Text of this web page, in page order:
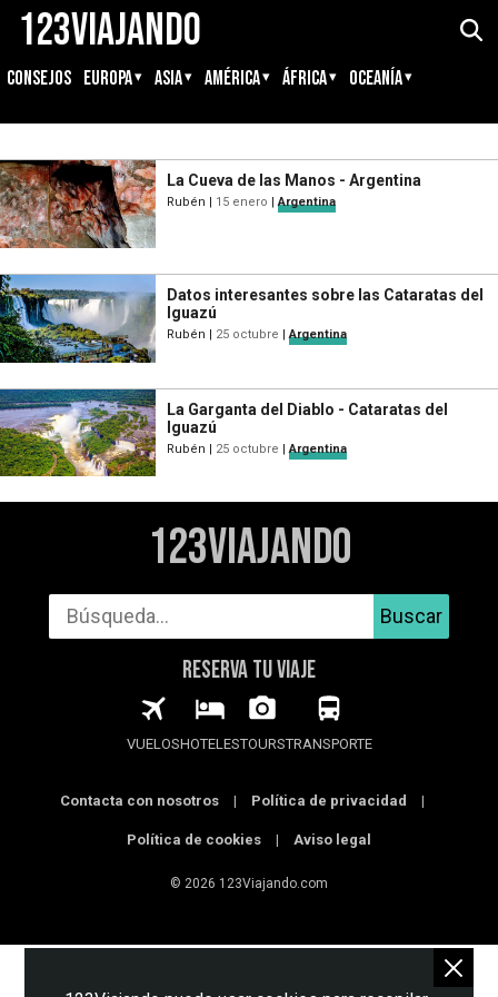
123Viajando
CONSEJOS EUROPA ASIA AMÉRICA ÁFRICA OCEANÍA
La Cueva de las Manos - Argentina
Rubén | 15 enero |Argentina
Datos interesantes sobre las Cataratas del
Iguazú
Rubén | 25 octubre |Argentina
La Garganta del Diablo - Cataratas del
Iguazú
Rubén | 25 octubre | Argentina
123Viajando
Buscar
RESERVA TU VIAJE
VUELOSHOTELESTOURSTRANSPORTE
Contacta con nosotros | Política de privacidad |
Política de cookies | Aviso legal
© 2026 123Viajando.com